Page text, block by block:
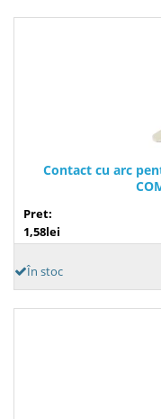
Contact cu arc
Pret:
1,58lei
În stoc